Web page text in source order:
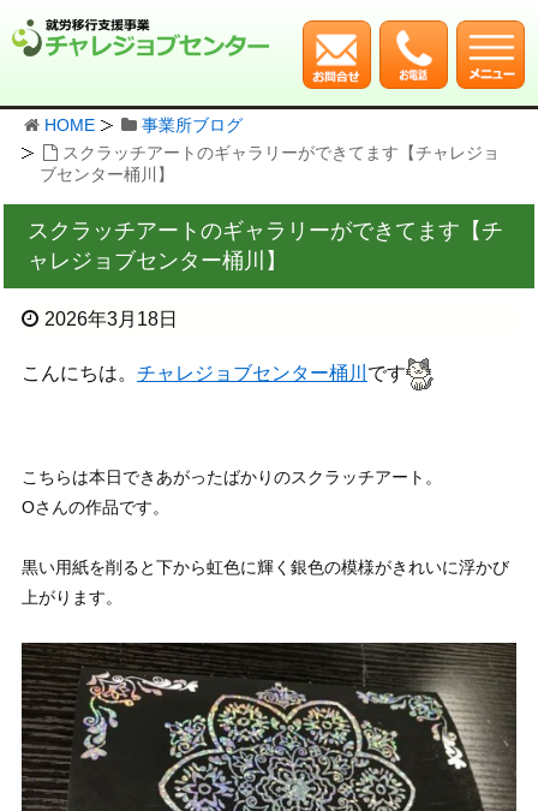
HOME
事業所ブログ
スクラッチアートのギャラリーができてます【チャレジョ
ブセンター桶川】
スクラッチアートのギャラリーができてます【チ
ャレジョブセンター桶川】
2026年3月18日
こんにちは。 チャレジョブセンター桶川 です
こちらは本日できあがったばかりのスクラッチアート。
Oさんの作品です。
黒い用紙を削ると下から虹色に輝く銀色の模様がきれいに浮かび
上がります。